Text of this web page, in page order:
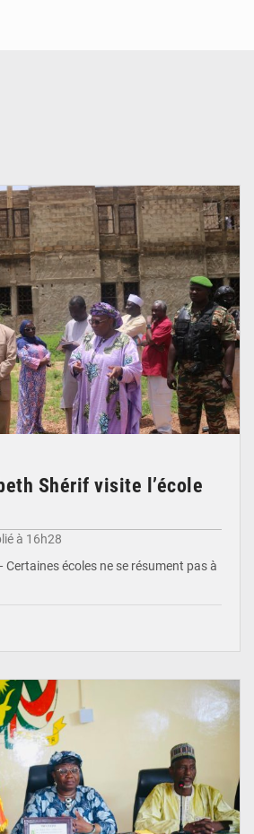
Shérif visite l’école
à 16h28
écoles ne se résument pas à